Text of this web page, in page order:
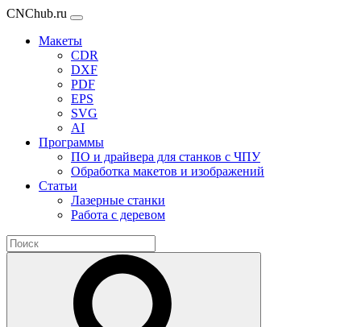
CNChub.ru
Макеты
CDR
DXF
PDF
EPS
SVG
AI
Программы
ПО и драйвера для станков с ЧПУ
Обработка макетов и изображений
Статьи
Лазерные станки
Работа с деревом